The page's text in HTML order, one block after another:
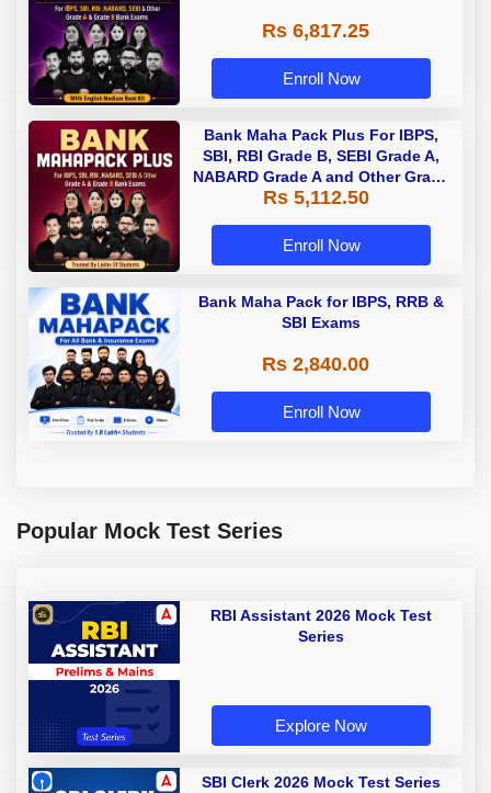
Rs 6,817.25
Enroll Now
Bank Maha Pack Plus For IBPS,
SBI, RBI Grade B, SEBI Grade A,
NABARD Grade A and Other Grade
A & Grade B Bank Exams
Rs 5,112.50
Enroll Now
Bank Maha Pack for IBPS, RRB &
SBI Exams
Rs 2,840.00
Enroll Now
Popular Mock Test Series
RBI Assistant 2026 Mock Test
Series
Explore Now
SBI Clerk 2026 Mock Test Series